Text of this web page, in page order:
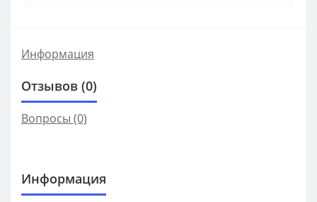
Информация
Отзывов (0)
Вопросы (0)
Информация